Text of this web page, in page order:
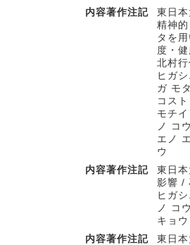
内容著作注記
東日
精神
タを
度・
北村
ヒガ
ガ モ
コス
モチ
ノ コ
エノ
ウ
内容著作注記
東日
影響 /
ヒガ
ノ コ
キョウ
内容著作注記
東日